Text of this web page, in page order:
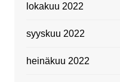
lokakuu 2022
syyskuu 2022
heinäkuu 2022